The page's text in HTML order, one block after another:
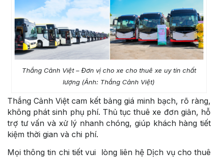
Thắng Cảnh Việt – Đơn vị cho xe cho thuê xe uy tín chất
lượng (Ảnh: Thắng Cảnh Việt)
Thắng Cảnh Việt cam kết bảng giá minh bạch, rõ ràng,
không phát sinh phụ phí. Thủ tục thuê xe đơn giản, hỗ
trợ tư vấn và xử lý nhanh chóng, giúp khách hàng tiết
kiệm thời gian và chi phí.
Mọi thông tin chi tiết vui lòng liên hệ Dịch vụ cho thuê